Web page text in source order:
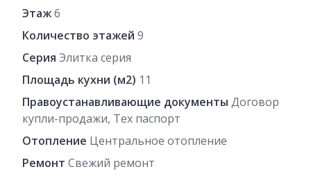
Этаж6
Количество этажей 9
Серия Элитка серия
Площадь кухни (м2) 11
Правоустанавливающие документы Договор
купли-продажи, Тех паспорт
Отопление Центральное отопление
Ремонт Свежий ремонт